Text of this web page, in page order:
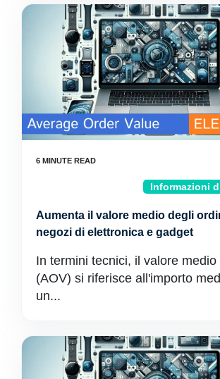
Informazioni
Aumenta il valore medio degli
negozi di elettronica e gadget
In termini tecnici, il valore
(AOV) si riferisce all'importo
un...